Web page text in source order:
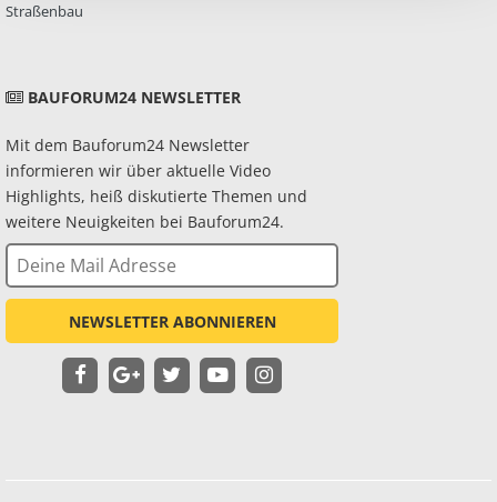
Straßenbau
BAUFORUM24 NEWSLETTER
Mit dem Bauforum24 Newsletter
informieren wir über aktuelle Video
Highlights, heiß diskutierte Themen und
weitere Neuigkeiten bei Bauforum24.
NEWSLETTER ABONNIEREN